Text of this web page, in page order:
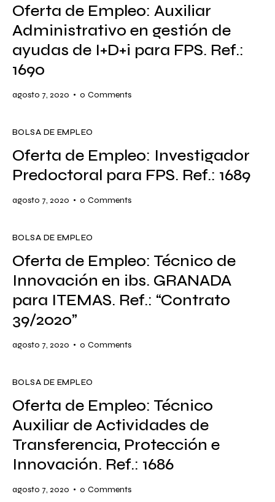
Oferta de Empleo: Auxiliar
Administrativo en gestión de
ayudas de I+D+i para FPS. Ref.:
1690
agosto 7, 2020 0 Comments
BOLSA DE EMPLEO
Oferta de Empleo: Investigador
Predoctoral para FPS. Ref.: 1689
agosto 7, 2020 0 Comments
BOLSA DE EMPLEO
Oferta de Empleo: Técnico de
Innovación en ibs. GRANADA
para ITEMAS. Ref.: “Contrato
39/2020”
agosto 7, 2020 0 Comments
BOLSA DE EMPLEO
Oferta de Empleo: Técnico
Auxiliar de Actividades de
Transferencia, Protección e
Innovación. Ref.: 1686
agosto 7, 2020 0 Comments